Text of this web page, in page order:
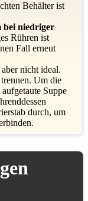
Behälter ist
bei niedriger
Rühren ist
Fall erneut
nicht ideal.
Um die
Suppe
durch, um